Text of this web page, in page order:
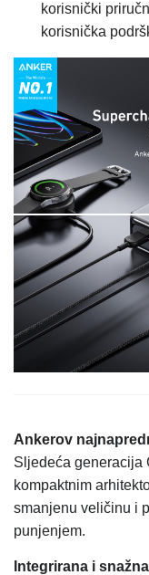
korisnički
korisnička
Ankerov
Sljedeća generacija
kompaktnim
smanjenu veličinu i
punjenjem.
Integrirana i